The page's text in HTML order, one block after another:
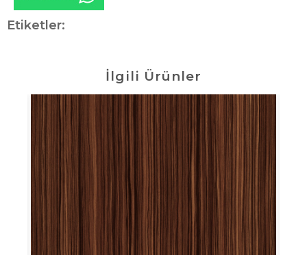
Etiketler:
İlgili Ürünler